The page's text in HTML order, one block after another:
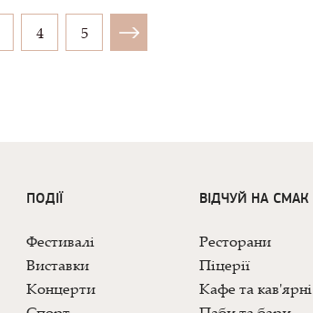
4 5
ПОДІЇ
Фестивалі
Виставки
Концерти
ВІДЧУЙ НА СМАК
Ресторани
Піцерії
Кафе та кав'ярні